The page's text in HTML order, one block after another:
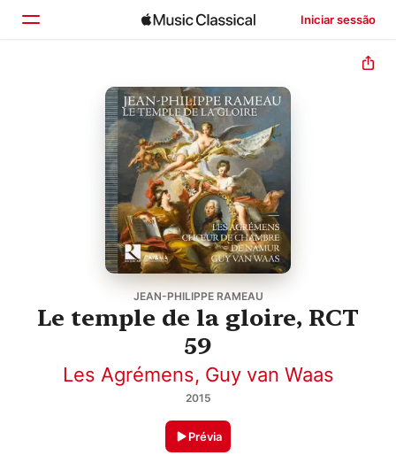
Iniciar sessão
Explorar
JEAN-PHILIPPE RAMEAU
Le temple de la gloire, RCT
59
Les Agrémens, Guy van Waas
2015
Prévia